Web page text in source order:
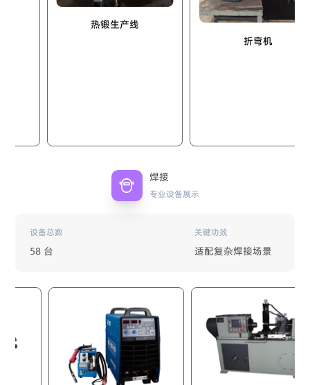
热锻生产线
焊接
专业设备展示
设备总数
58 台
关键功效
适配复杂焊接场景